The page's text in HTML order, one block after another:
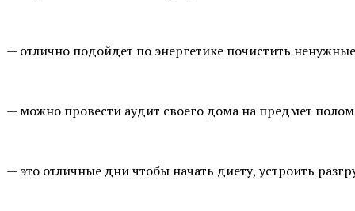
— отлично подойдет по энергетике почистить
— можно провести аудит своего дома на предмет
— это отличные дни чтобы начать диету, устроить